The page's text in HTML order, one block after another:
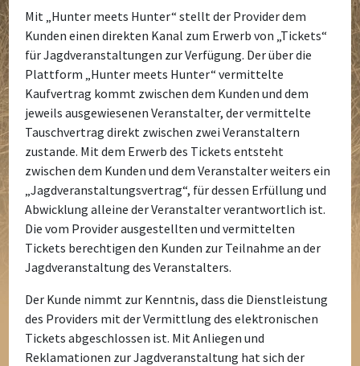
Mit „Hunter meets Hunter“ stellt der Provider dem
Kunden einen direkten Kanal zum Erwerb von „Tickets“
für Jagdveranstaltungen zur Verfügung. Der über die
Plattform „Hunter meets Hunter“ vermittelte
Kaufvertrag kommt zwischen dem Kunden und dem
jeweils ausgewiesenen Veranstalter, der vermittelte
Tauschvertrag direkt zwischen zwei Veranstaltern
zustande. Mit dem Erwerb des Tickets entsteht
zwischen dem Kunden und dem Veranstalter weiters ein
„Jagdveranstaltungsvertrag“, für dessen Erfüllung und
Abwicklung alleine der Veranstalter verantwortlich ist.
Die vom Provider ausgestellten und vermittelten
Tickets berechtigen den Kunden zur Teilnahme an der
Jagdveranstaltung des Veranstalters.
Der Kunde nimmt zur Kenntnis, dass die Dienstleistung
des Providers mit der Vermittlung des elektronischen
Tickets abgeschlossen ist. Mit Anliegen und
Reklamationen zur Jagdveranstaltung hat sich der